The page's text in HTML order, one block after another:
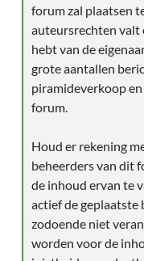
forum zal plaatsen
auteursrechten valt
hebt van de
grote aantallen
piramideverkoop
forum.
Houd er rekening
beheerders van dit
de inhoud ervan te
actief de geplaatste
zodoende niet
worden voor de